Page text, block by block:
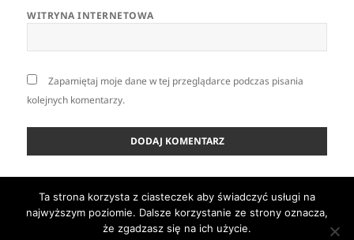
WITRYNA INTERNETOWA
Zapamiętaj moje dane w tej przeglądarce podczas pisania
kolejnych komentarzy.
Nawigacja
wpisuOPUBLIKOWANO W
jankrzewiński_nakoniu
Ta strona korzysta z ciasteczek aby świadczyć usługi na
najwyższym poziomie. Dalsze korzystanie ze strony oznacza,
że zgadzasz się na ich użycie.